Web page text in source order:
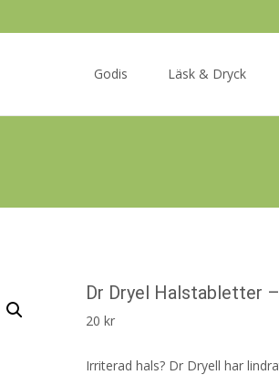
Godis Läsk & Dryck
Dr Dryel Halstabletter
20 kr
Irriterad hals? Dr Dryell har